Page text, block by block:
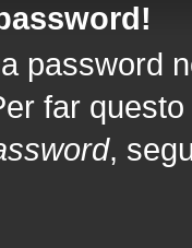
password
far
,